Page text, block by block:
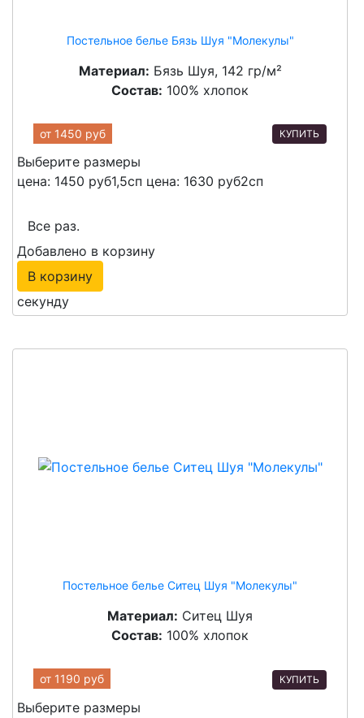
Постельное белье Бязь Шуя "Молекулы"
Материал: Бязь Шуя, 142 гр/м²
Состав: 100% хлопок
от 1450 руб КУПИТЬ
Выберите размеры
цена: 1450 руб1,5сп цена: 1630 руб2сп
Все раз.
Добавлено в корзину
В корзину
секунду
Постельное белье Ситец Шуя "Молекулы"
Материал: Ситец Шуя
Состав: 100% хлопок
от 1190 руб КУПИТЬ
Выберите размеры